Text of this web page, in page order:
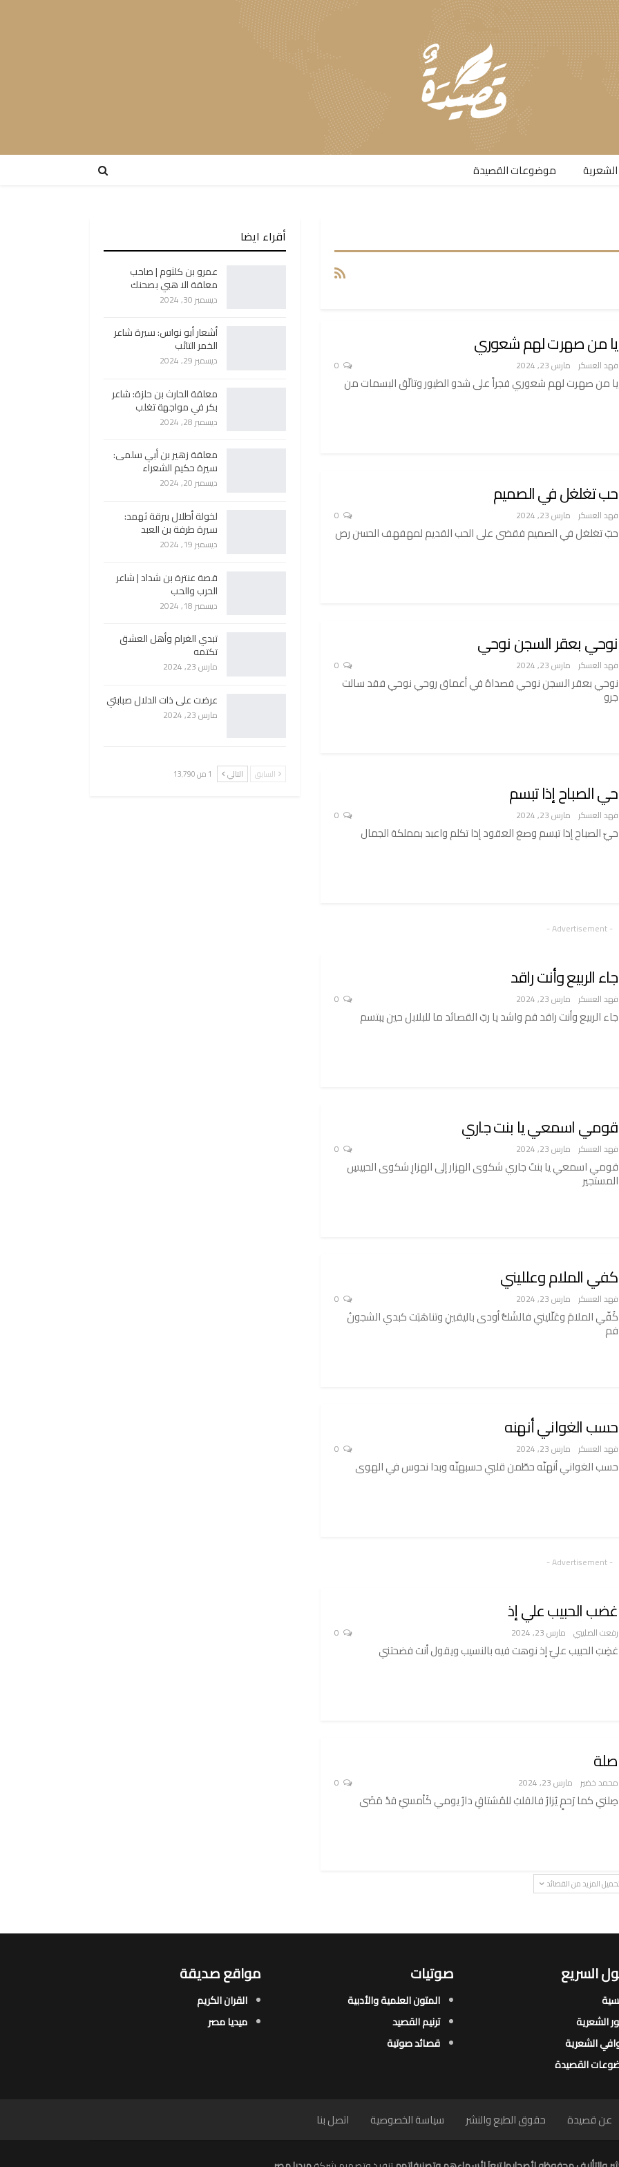
موضوعات القصيدة​
يا من صهرت لهم شعوري
فهد العسكر مارس 23, 2024
يا من صهرت لهم شعوري فجراً على شدو الطيور وتالّق البسمات من
حب تغلغل في الصميم
فهد العسكر مارس 23, 2024
حبّ تغلغل في الصميم فقضى على الحب القديم لمهفهف الحسن رص
نوحي بعقر السجن نوحي
فهد العسكر مارس 23, 2024
نوحي بعقر السجن نوحي فصداهُ في أعماق روحي نوحي فقد سالت
جرو
حي الصباح إذا تبسم
فهد العسكر مارس 23, 2024
حيّ الصباح إذا تبسم وصغ العقود إذا تكلم واعبد بمملكة الجمال
- Advertisement -
جاء الربيع وأنت راقد
فهد العسكر مارس 23, 2024
جاء الربيع وأنت راقد قم واشد يا ربّ القصائد ما للبلابل حين يبتسم
قومي اسمعي يا بنت جاري
فهد العسكر مارس 23, 2024
قومي اسمعي يا بنتَ جاري شكوى الهزار إلى الهزارِ شكوى الحبيسِ
المستجير
كفي الملام وعلليني
فهد العسكر مارس 23, 2024
كُفّي الملامَ وعَلّليني فالشَكُّ أودى باليقينِ وتناهَبَت كبدي الشجونُ
فم
حسب الغواني أنهنه
فهد العسكر مارس 23, 2024
حسب الغواني أنهنّه حطّمن قلبي حسبهنّه وبدا نحوس في الهوى
- Advertisement -
غضب الحبيب علي إذ
رفعت الصليبي مارس 23, 2024
غضِبَ الحبيب عليّ إذ نوهت فيه بالنسيب ويقول أنت فضحتني
صلة
محمد خضير مارس 23, 2024
صِلني كما رَحمٍ يُزارُ فالقلبُ للمُشتاقِ دارُ يومي كَأمسيْ قدْ مَضَى
المزيد من القصائد
أقراء ايضا
عمرو بن كلثوم | صاحب
معلقة الا هبي بصحنك
ديسمبر 30, 2024
أشعار أبو نواس: سيرة شاعر
الخمر التائب
ديسمبر 29, 2024
معلقة الحارث بن حلزة: شاعر
بكر في مواجهة تغلب
ديسمبر 28, 2024
معلقة زهير بن أبي سلمى:
سيرة حكيم الشعراء
ديسمبر 20, 2024
لخولة أطلال ببرقة ثهمد:
سيرة طرفة بن العبد
ديسمبر 19, 2024
قصة عنترة بن شداد | شاعر
الحرب والحب
ديسمبر 18, 2024
تبدي الغرام وأهل العشق
تكتمه
مارس 23, 2024
عرضت على ذات الدلال صبابتي
مارس 23, 2024
السابق التالي 1 من 13٬790
السريع
الشعرية​
الشعرية​
القصيدة​
صوتيات
المتون العلمية والأدبية
ترنيم القصيد
قصائد صوتية
مواقع صديقة
القران الكريم
ميديا مصر
عن قصيدة حقوق الطبع والنشر سياسة الخصوصية اتصل بنا